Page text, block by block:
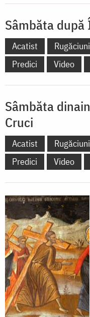
Sâmbăta
Acatist Rugăciuni
Predici
Video
Sâmbăta
Cruci
Acatist Rugăciuni
Predici
Video